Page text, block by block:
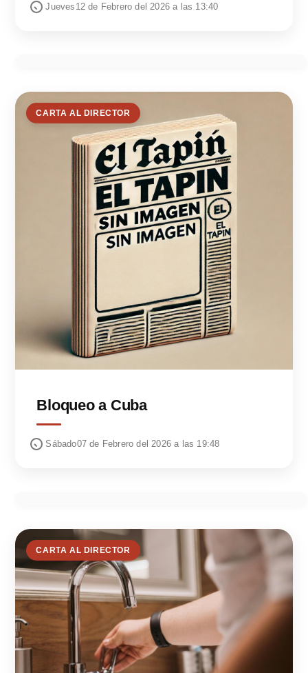
Jueves12 de Febrero del 2026 a las 13:40
CARTA AL DIRECTOR
Bloqueo a Cuba
Sábado07 de Febrero del 2026 a las 19:48
CARTA AL DIRECTOR